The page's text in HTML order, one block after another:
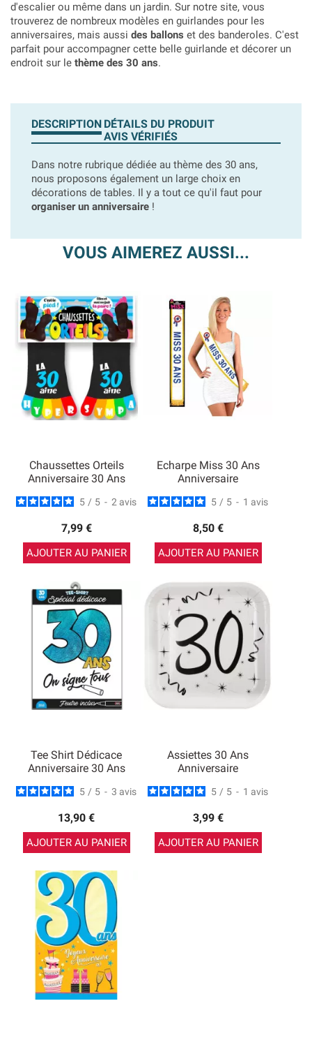
d'escalier ou même dans un jardin. Sur notre site, vous
trouverez de nombreux modèles en guirlandes pour les
anniversaires, mais aussi des ballons et des banderoles. C'est
parfait pour accompagner cette belle guirlande et décorer un
endroit sur le thème des 30 ans.
DESCRIPTION DÉTAILS DU PRODUIT
AVIS VÉRIFIÉS
Dans notre rubrique dédiée au thème des 30 ans,
nous proposons également un large choix en
décorations de tables. Il y a tout ce qu'il faut pour
organiser un anniversaire !
VOUS AIMEREZ AUSSI...
Chaussettes Orteils
Anniversaire 30 Ans
5 / 5 - 2 avis
7,99 €
AJOUTER AU PANIER
Echarpe Miss 30 Ans
Anniversaire
5 / 5 - 1 avis
8,50 €
AJOUTER AU PANIER
Tee Shirt Dédicace
Anniversaire 30 Ans
5 / 5 - 3 avis
13,90 €
AJOUTER AU PANIER
Assiettes 30 Ans
Anniversaire
5 / 5 - 1 avis
3,99 €
AJOUTER AU PANIER